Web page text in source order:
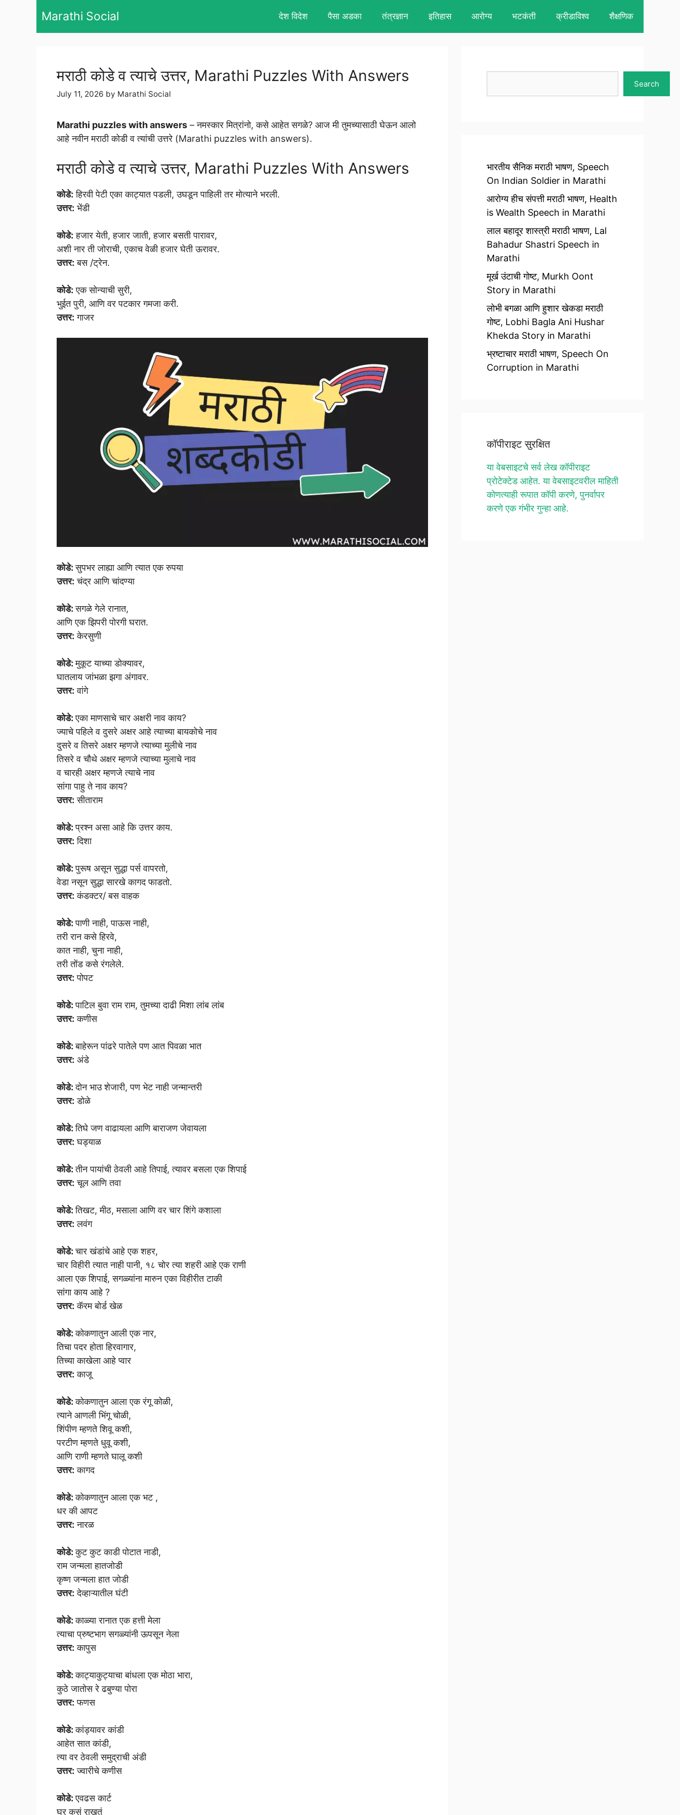
Marathi Social देश विदेश पैसा अडका तंत्रज्ञान इतिहास आरोग्य भटकंती क्रीडाविश्व शैक्षणिक
मराठी कोडे व त्याचे उत्तर, Marathi Puzzles With Answers
July 11, 2026 by Marathi Social
Marathi puzzles with answers – नमस्कार मित्रांनो, कसे आहेत सगळे? आज मी तुमच्यासाठी घेऊन आलो
आहे नवीन मराठी कोडी व त्यांची उत्तरे (Marathi puzzles with answers).
मराठी कोडे व त्याचे उत्तर, Marathi Puzzles With Answers
कोडे: हिरवी पेटी एका काट्यात पडली, उघडून पाहिली तर मोत्याने भरली.
उत्तर: भेंडी
कोडे: हजार येती, हजार जाती, हजार बसती पारावर,
अशी नार ती जोराची, एकाच वेळी हजार घेती ऊरावर.
उत्तर: बस /ट्रेन.
कोडे: एक सोन्याची सुरी,
भुईत पुरी, आणि वर पटकार गमजा करी.
उत्तर: गाजर
कोडे:सुपभर लाह्या आणि त्यात एक रुपया
उत्तर: चंद्र आणि चांदण्या
कोडे:सगळे गेले रानात,
आणि एक झिपरी पोरगी घरात.
उत्तर: केरसुणी
कोडे:मुकूट याच्या डोक्यावर,
घातलाय जांभळा­ झगा अंगावर.
उत्तर: वांगे
कोडे:एका माणसाचे चार अक्षरी नाव काय?
ज्याचे पहिले व दुसरे अक्षर आहे त्याच्या बायकोचे नाव
दुसरे व तिसरे अक्षर म्हणजे त्याच्या मुलीचे नाव
तिसरे व चौथे अक्षर म्हणजे त्याच्या मुलाचे नाव
व चारही अक्षर म्हणजे त्याचे नाव
सांगा पाहु ते नाव काय?
उत्तर: सीताराम
कोडे:प्रश्न असा आहे कि उत्तर काय.
उत्तर: दिशा
कोडे:पुरूष असून सुद्धा पर्स वापरतो,
वेडा नसून सुद्धा सारखे कागद फाडतो.
उत्तर: कंडक्टर/ बस वाहक
कोडे:पाणी नाही, पाऊस नाही,
तरी रान कसे हिरवे,
कात नाही, चुना नाही,
तरी तोंड कसे रंगलेले.
उत्तर: पोपट
कोडे:पाटिल बुवा राम राम, तुमच्या दाढी मिशा लांब लांब
उत्तर: कणीस
कोडे:बाहेरून पांढरे पातेले पण आत पिवळा भात
उत्तर: अंडे
कोडे:दोन भाउ शेजारी, पण भेट नाही जन्मान्तरी
उत्तर: डोळे
कोडे:तिघे जण वाढायला आणि बाराजण जेवायला
उत्तर: घड्याळ
कोडे:तीन पायांची ठेवली आहे तिपाई, त्यावर बसला एक शिपाई
उत्तर: चूल आणि तवा
कोडे:तिखट, मीठ, मसाला आणि वर चार शिंगे कशाला
उत्तर: लवंग
कोडे:चार खंडांचे आहे एक शहर,
चार विहीरी त्यात नाही पानी, १८ चोर त्या शहरी आहे एक राणी
आला एक शिपाई, सगळ्यांना मारुन एका विहीरीत टाकी
सांगा काय आहे ?
उत्तर: कॅरम बोर्ड खेळ
कोडे:कोकणातुन आली एक नार,
तिचा पदर होता हिरवागार,
तिच्या­ काखेला आहे प्वार
उत्तर: काजू
कोडे:कोकणातुन आला एक रंगू कोळी,
त्याने आणली भिंगू चोळी,
शिंपीण म्हणते शिवू कशी,
परटीण म्हणते धुवू कशी,
आणि राणी म्हणते घालू कशी
उत्तर: कागद
कोडे:कोकणातुन आला एक भट ,
धर की आपट
उत्तर: नारळ
कोडे:कुट कुट काडी पोटात नाडी,
राम जन्मला हातजोडी
कृष्ण जन्मला हात जोडी
उत्तर: देव्हाऱ्यातील घंटी
कोडे:काळ्या रानात एक हत्ती मेला
त्याचा प्रुष्टभाग सगळ्यांनी ऊपसून नेला
उत्तर: कापुस
कोडे:काट्याकुट्याचा बांधला एक मोठा भारा,
कुठे जातोस रे ढबुण्या पोरा
उत्तर: फणस
कोडे:कांड्यावर कांडी
आहेत सात कांडी,
त्या वर ठेवली समुद्राची अंडी
उत्तर: ज्वारीचे कणीस
कोडे:एवढस कार्ट
घर कसं राखतं
Search
भारतीय सैनिक मराठी भाषण, Speech
On Indian Soldier in Marathi
आरोग्य हीच संपत्ती मराठी भाषण, Health
is Wealth Speech in Marathi
लाल बहादूर शास्त्री मराठी भाषण, Lal
Bahadur Shastri Speech in
Marathi
मूर्ख उंटाची गोष्ट, Murkh Oont
Story in Marathi
लोभी बगळा आणि हुशार खेकडा मराठी
गोष्ट, Lobhi Bagla Ani Hushar
Khekda Story in Marathi
भ्रष्टाचार मराठी भाषण, Speech On
Corruption in Marathi
कॉपीराइट सुरक्षित
या वेबसाइटचे सर्व लेख कॉपीराइट
प्रोटेक्टेड आहेत. या वेबसाइटवरील माहिती
कोणत्याही रूपात कॉपी करणे, पुनर्वापर
करणे एक गंभीर गुन्हा आहे.